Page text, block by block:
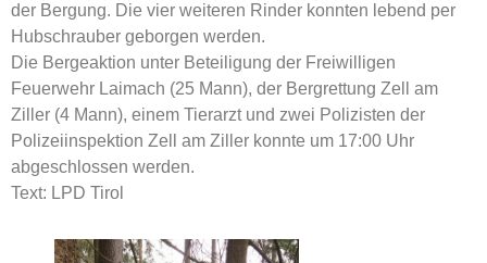
der Bergung. Die vier weiteren Rinder konnten lebend per
Hubschrauber geborgen werden.
Die Bergeaktion unter Beteiligung der Freiwilligen
Feuerwehr Laimach (25 Mann), der Bergrettung Zell am
Ziller (4 Mann), einem Tierarzt und zwei Polizisten der
Polizeiinspektion Zell am Ziller konnte um 17:00 Uhr
abgeschlossen werden.
Text: LPD Tirol